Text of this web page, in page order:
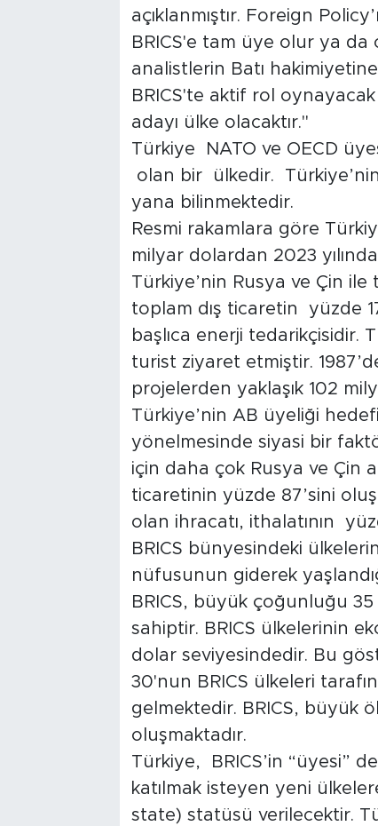
açıklanmıştır. Foreign
BRICS'e tam üye olur ya da
analistlerin Batı
BRICS'te aktif rol
adayı ülke olacaktır."
Türkiye NATO ve OECD
olan bir ülkedir.
yana bilinmektedir.
Resmi rakamlara göre
milyar dolardan 2023
Türkiye’nin Rusya ve Çin
toplam dış ticaretin yüzde
başlıca enerji tedarikçisidir.
turist ziyaret etmiştir.
projelerden yaklaşık 102
Türkiye’nin AB üyeliği
yönelmesinde siyasi bir
için daha çok Rusya ve Çin
ticaretinin yüzde 87’sini
olan ihracatı, ithalatının
BRICS bünyesindeki
nüfusunun giderek
BRICS, büyük çoğunluğu
sahiptir. BRICS ülkelerinin
dolar seviyesindedir. Bu
30'nun BRICS ülkeleri
gelmektedir. BRICS, büyük
oluşmaktadır.
Türkiye, BRICS’in “üyesi”
katılmak isteyen yeni
state) statüsü verilecektir.